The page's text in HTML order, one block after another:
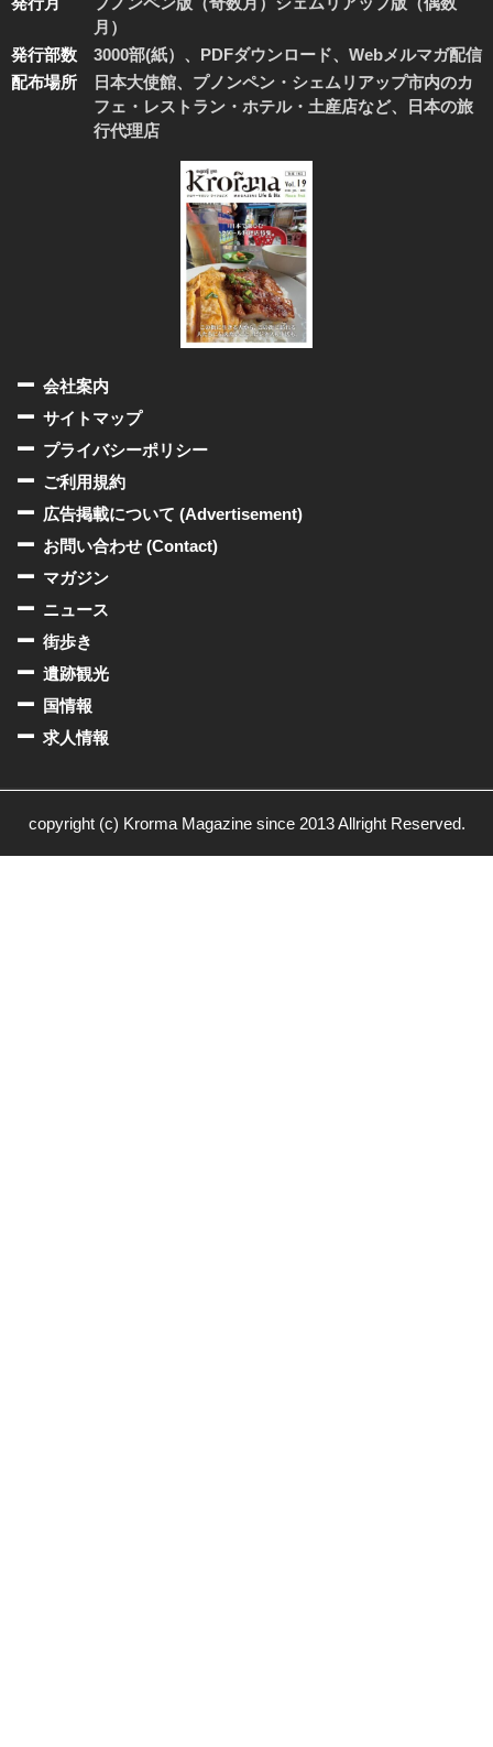
月）
発行部数
3000部(紙）、PDFダウンロード、Webメルマガ配信
配布場所
日本大使館、プノンペン・シェムリアップ市内のカ
フェ・レストラン・ホテル・土産店など、日本の旅
行代理店
会社案内
サイトマップ
プライバシーポリシー
ご利用規約
広告掲載について (Advertisement)
お問い合わせ (Contact)
マガジン
ニュース
街歩き
遺跡観光
国情報
求人情報
copyright (c) Krorma Magazine since 2013 Allright Reserved.